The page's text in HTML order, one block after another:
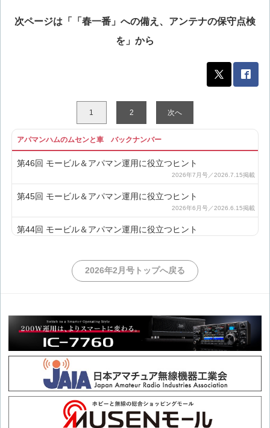
次ページは「「春一番」への備え、アンテナの保守点検
を」から
1 2 次へ
アパマンハムのムセンと車 バックナンバー
第46回 モービル＆アパマン運用に役立つヒント
第45回 モービル＆アパマン運用に役立つヒント
第44回 モービル＆アパマン運用に役立つヒント
第43回 モービル＆アパマン運用に役立つヒント
第41回 モービル＆アパマン運用に役立つヒント
第40回 モービル＆アパマン運用に役立つヒント
第39回 モービル＆アパマン運用に役立つヒント
2026年2月号トップへ戻る